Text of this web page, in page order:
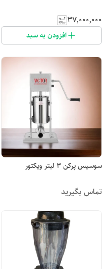
۳۷٬۰۰۰٬۰۰۰
افزودن به سبد
سوسیس پرکن ۳ لیتر ویکتور
تماس بگیرید